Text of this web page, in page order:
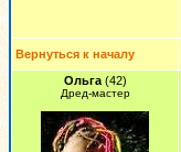
Вернуться к началу
Ольга(42)
Дред-мастер